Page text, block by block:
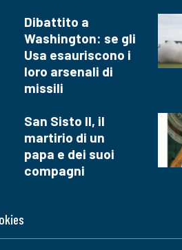
Dibattito a
Washington: se gli
Usa esauriscono i
loro arsenali di
missili
San Sisto II, il
martirio di un
papa e dei suoi
compagni